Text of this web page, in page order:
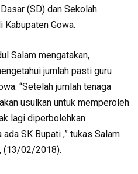
(SD) dan Sekolah
Kabupaten Gowa.
Salam mengatakan,
jumlah pasti guru
“Setelah jumlah tenaga
usulkan untuk memperoleh
lagi diperbolehkan
SK Bupati ,” tukas Salam
(13/02/2018).